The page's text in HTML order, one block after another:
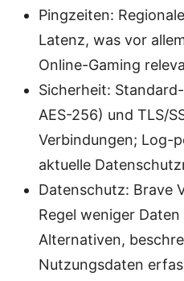
Pingzeiten:
Latenz, was vor
Online-Gaming
Sicherheit:
AES-256) und TLS/
Verbindungen; Log-
aktuelle
Datenschutz: Brave
Regel weniger
Alternativen,
Nutzungsdaten